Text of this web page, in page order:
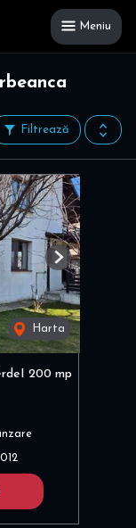
Meniu
Filtrează
Harta
Next
200 mp